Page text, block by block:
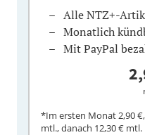
Alle NTZ+-
Monatlich
Mit PayPal
*Im ersten Monat2,90 €
mtl., danach 12,30 € mtl.